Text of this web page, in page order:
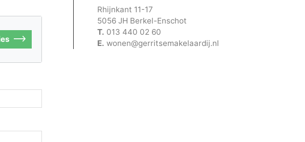
Rhijnkant 11-17
5056 JH Berkel-Enschot
T. 013 440 02 60
E. wonen@gerritsemakelaardij.nl